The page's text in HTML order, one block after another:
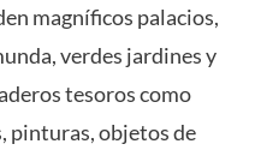
magníficos palacios,
verdes jardines y
tesoros como
pinturas, objetos de